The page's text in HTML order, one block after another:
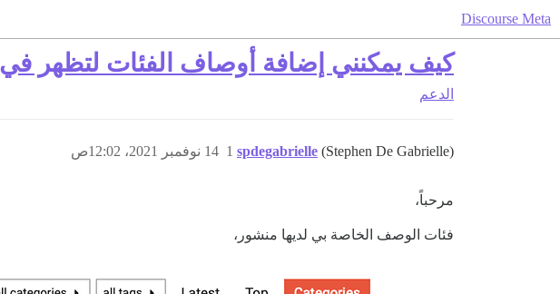
Discourse Meta
كيف يمكنني إضافة أوصاف الفئات لتظهر في
الدعم
spdegabrielle (Stephen De Gabrielle) 14 نوفمبر 2021، 12:02ص 1
مرحباً،
فئات الوصف الخاصة بي لديها منشور،